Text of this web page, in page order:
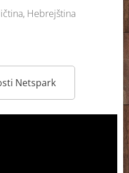
Hebrejština
Netspark